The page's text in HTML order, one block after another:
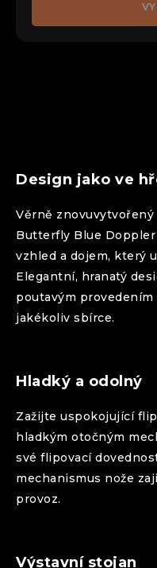
Design jako ve
Věrně
Butterfly Blue Doppler
vzhled a dojem, který
Elegantní, hranatý
poutavým
jakékoliv sbírce.
Hladký a odolný
Zažijte uspokojující
hladkým otočným
své flipovací
mechanismus nože
provoz.
Výstavní stojan